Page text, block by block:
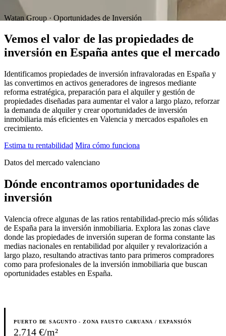
Watan Group · Oportunidades de Inversión
Vemos el valor de las propiedades de
inversión en España antes que el mercado
Identificamos propiedades de inversión infravaloradas en España y
las convertimos en activos generadores de ingresos mediante
reforma estratégica, preparación para el alquiler y gestión de
propiedades diseñadas para aumentar el valor a largo plazo, reforzar
la demanda de alquiler y crear oportunidades de inversión
inmobiliaria más eficientes en Valencia y mercados españoles en
crecimiento.
Estima tu rentabilidad Mira cómo funciona
Datos del mercado valenciano
Dónde encontramos oportunidades de
inversión
Valencia ofrece algunas de las ratios rentabilidad-precio más sólidas
de España para la inversión inmobiliaria. Explora las zonas clave
donde las propiedades de inversión superan de forma constante las
medias nacionales en rentabilidad por alquiler y revalorización a
largo plazo, resultando atractivas tanto para primeros compradores
como para profesionales de la inversión inmobiliaria que buscan
oportunidades estables en España.
PUERTO DE SAGUNTO - ZONA FAUSTO CARUANA / EXPANSIÓN
2.714 €/m²